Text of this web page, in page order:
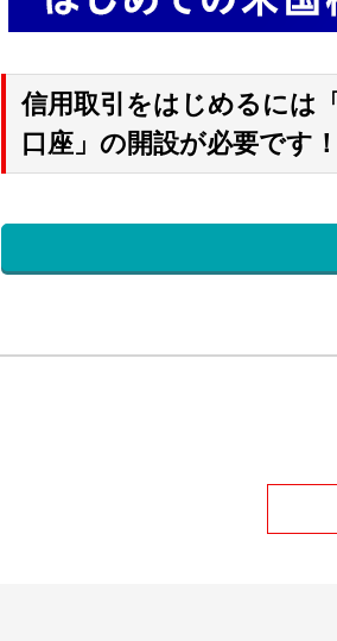
信用取引をはじめるには
口座」の開設が必要です